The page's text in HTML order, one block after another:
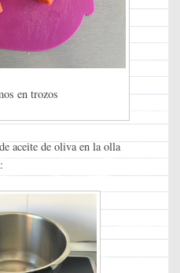
en trozos
aceite de oliva en la olla